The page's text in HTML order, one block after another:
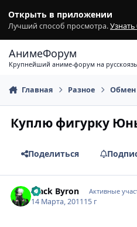
Открыть в приложении
Лучший способ просмотра.
АнимеФорум
Крупнейший аниме-форум на
Главная Разное Обмен
Куплю фигурку
Поделиться
Black Byron Активные
14 Марта, 201115 г